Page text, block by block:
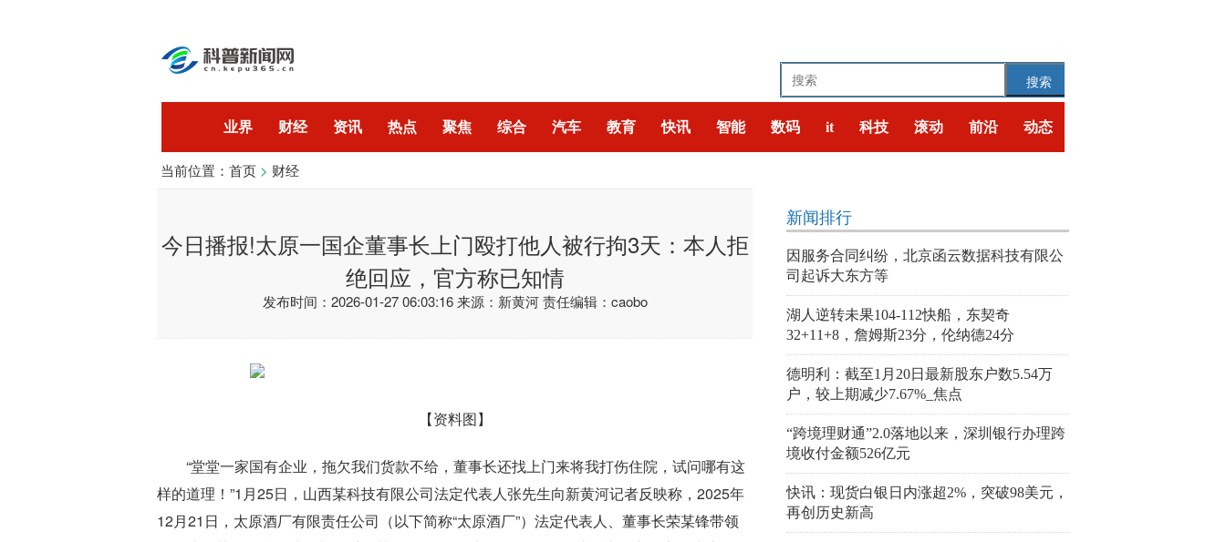
搜索
业界 财经 资讯 热点 聚焦 综合 汽车 教育 快讯 智能 数码 it 科技 滚动 前沿 动态
开发 技术
当前位置： 首页 > 财经
今日播报!太原一国企董事长上门殴打他人被行拘3天：本人拒
绝回应，官方称已知情
发布时间：2026-01-27 06:03:16 来源：新黄河 责任编辑：caobo
【资料图】
“堂堂一家国有企业，拖欠我们货款不给，董事长还找上门来将我打伤住院，试问哪有这
样的道理！”1月25日，山西某科技有限公司法定代表人张先生向新黄河记者反映称，2025年
12月21日，太原酒厂有限责任公司（以下简称“太原酒厂”）法定代表人、董事长荣某锋带领
新闻排行
因服务合同纠纷，北京函云数据科技有限公
司起诉大东方等
湖人逆转未果104-112快船，东契奇
32+11+8，詹姆斯23分，伦纳德24分
德明利：截至1月20日最新股东户数5.54万
户，较上期减少7.67%_焦点
“跨境理财通”2.0落地以来，深圳银行办理跨
境收付金额526亿元
快讯：现货白银日内涨超2%，突破98美元，
再创历史新高